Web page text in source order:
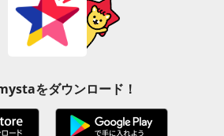
をダウンロード！